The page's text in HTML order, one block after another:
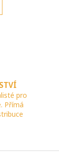
pro
Přímá